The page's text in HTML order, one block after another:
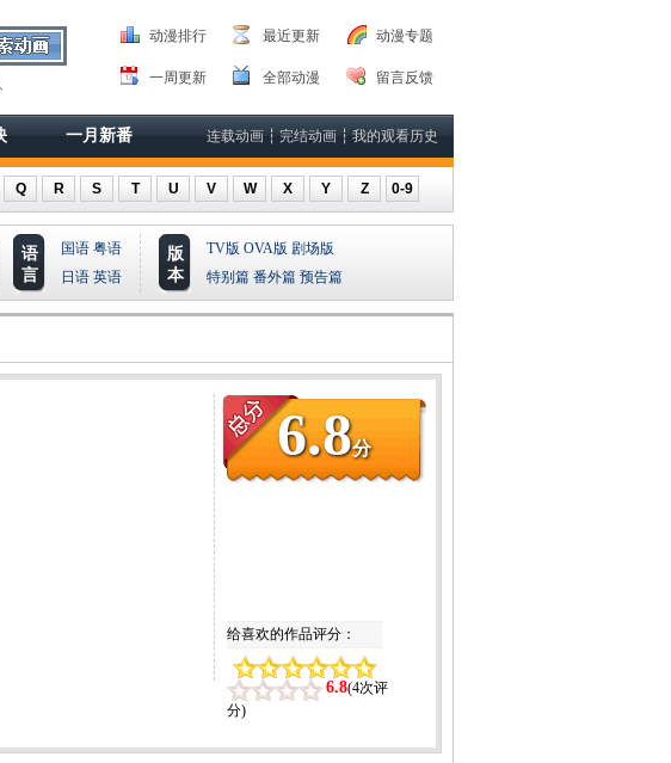
动漫排行 最近更新 动漫专题
一周更新 全部动漫 留言反馈
一月新番 连载动画 ┆ 完结动画 ┆ 我的观看历史
Q R S T U V W X Y Z 0-9
语
言
国语 粤语
日语 英语
版
本
TV版 OVA版 剧场版
特别篇 番外篇 预告篇
6.8分
给喜欢的作品评分：
6.8(4次评
分)